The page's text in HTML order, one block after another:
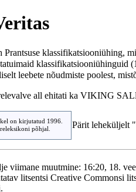
Prantsuse klassifikatsiooniühing,
klassifikatsiooniühinguid
leebete nõudmiste poolest,
all ehitati ka VIKING
on kirjutatud 1996.
põhjal. Pärit leheküljelt "
viimane muutmine: 16:20, 18.
litsentsi Creative Commonsi